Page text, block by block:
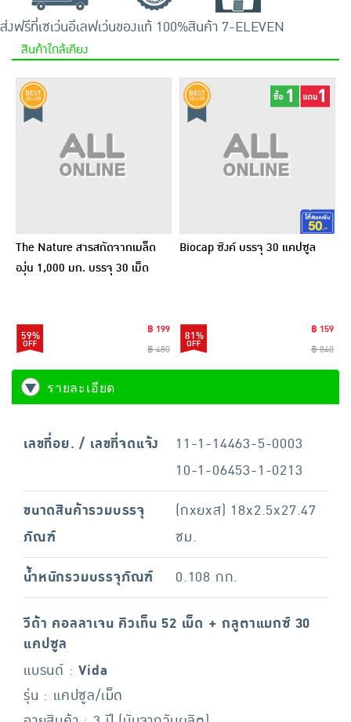
ส่งฟรีที่เซเว่นอีเลฟเว่นของแท้ 100%สินค้า 7-ELEVEN
สินค้าใกล้เคียง
The Nature สารสกัดจากเมล็ด
องุ่น 1,000 มก. บรรจุ 30 เม็ด
59%
฿ 199
฿ 480
Biocap ซิงค์ บรรจุ 30 แคปซูล
81%
฿ 159
฿ 840
รายละเอียด
เลขที่อย. / เลขที่จดแจ้ง
11-1-14463-5-0003
10-1-06453-1-0213
ขนาดสินค้ารวมบรรจุ
ภัณฑ์
(กxยxส) 18x2.5x27.47
ซม.
น้ำหนักรวมบรรจุภัณฑ์
0.108 กก.
วีด้า คอลลาเจน คิวเท็น 52 เม็ด + กลูตาแมกซ์ 30
แคปซูล
แบรนด์ :Vida
รุ่น : แคปซูล/เม็ด